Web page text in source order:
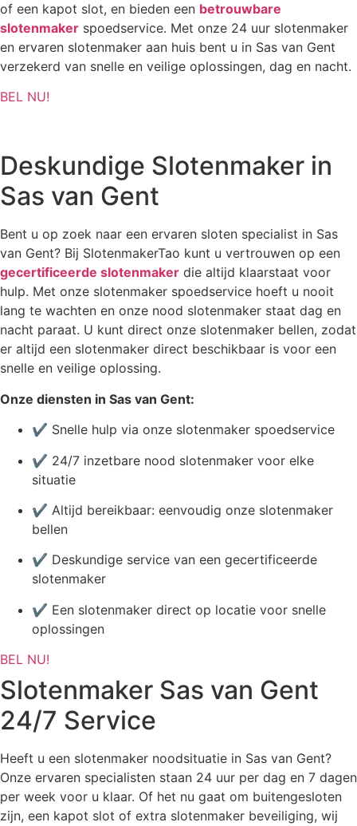
of een kapot slot, en bieden een betrouwbare
slotenmaker spoedservice. Met onze 24 uur slotenmaker
en ervaren slotenmaker aan huis bent u in Sas van Gent
verzekerd van snelle en veilige oplossingen, dag en nacht.
BEL NU!
Deskundige Slotenmaker in
Sas van Gent
Bent u op zoek naar een ervaren sloten specialist in Sas
van Gent? Bij SlotenmakerTao kunt u vertrouwen op een
gecertificeerde slotenmaker die altijd klaarstaat voor
hulp. Met onze slotenmaker spoedservice hoeft u nooit
lang te wachten en onze nood slotenmaker staat dag en
nacht paraat. U kunt direct onze slotenmaker bellen, zodat
er altijd een slotenmaker direct beschikbaar is voor een
snelle en veilige oplossing.
Onze diensten in Sas van Gent:
✔ Snelle hulp via onze slotenmaker spoedservice
✔ 24/7 inzetbare nood slotenmaker voor elke
situatie
✔ Altijd bereikbaar: eenvoudig onze slotenmaker
bellen
✔ Deskundige service van een gecertificeerde
slotenmaker
✔ Een slotenmaker direct op locatie voor snelle
oplossingen
BEL NU!
Slotenmaker Sas van Gent
24/7 Service
Heeft u een slotenmaker noodsituatie in Sas van Gent?
Onze ervaren specialisten staan 24 uur per dag en 7 dagen
per week voor u klaar. Of het nu gaat om buitengesloten
zijn, een kapot slot of extra slotenmaker beveiliging, wij